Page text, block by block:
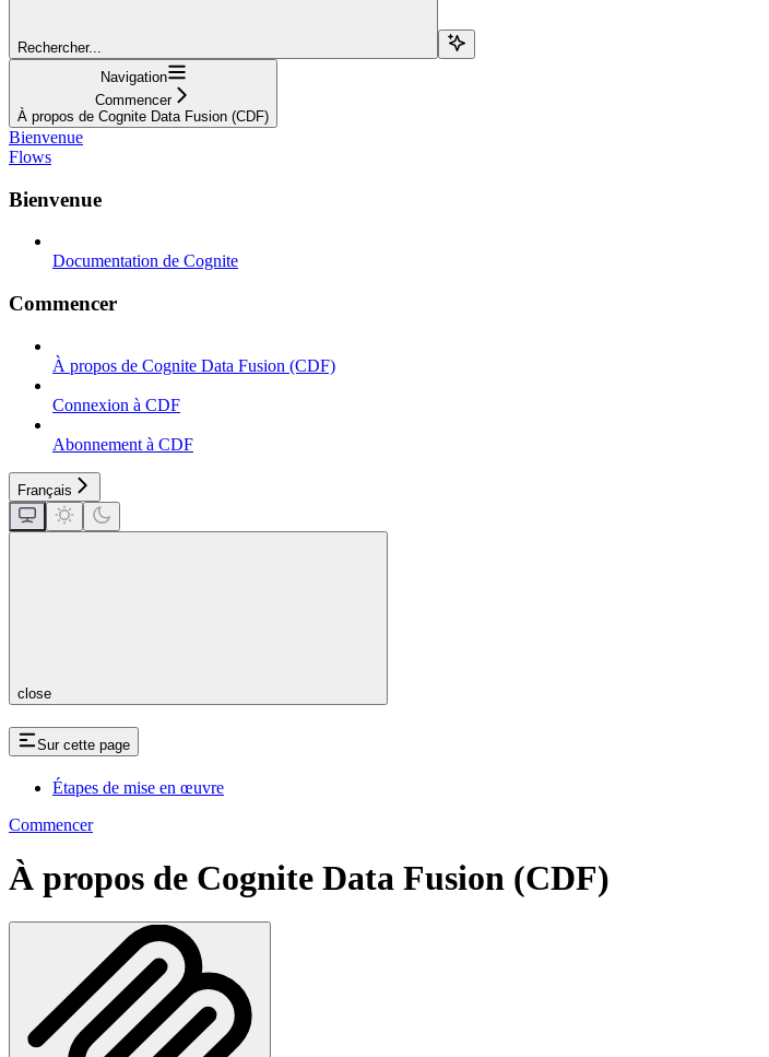
Rechercher...
Navigation
Commencer
À propos de Cognite Data Fusion (CDF)
Bienvenue
Flows
Bienvenue
Documentation de Cognite
Commencer
À propos de Cognite Data Fusion (CDF)
Connexion à CDF
Abonnement à CDF
Français
close
Sur cette page
Étapes de mise en œuvre
Commencer
À propos de Cognite Data Fusion (CDF)